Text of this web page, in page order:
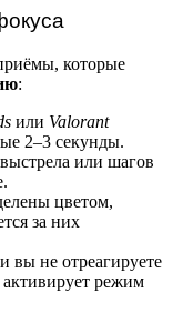
которые
:
или Valorant
2–3 секунды.
или шагов
цветом,
за них
вы не отреагируете
режим